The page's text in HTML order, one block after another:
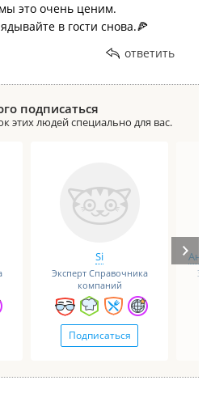
это очень ценим.
в гости снова.🍕
ответить
подписаться
этих людей специально для вас.
Si
Эксперт Справочника
компаний
Подписаться